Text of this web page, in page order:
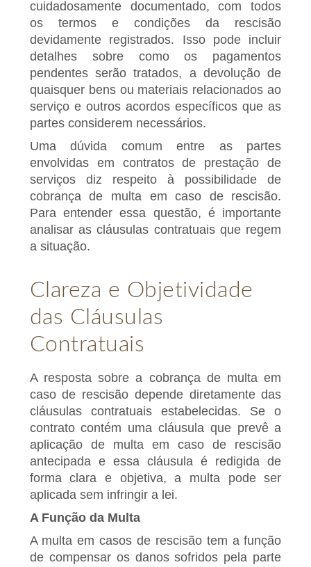
cuidadosamente documentado, com todos
os termos e condições da rescisão
devidamente registrados. Isso pode incluir
detalhes sobre como os pagamentos
pendentes serão tratados, a devolução de
quaisquer bens ou materiais relacionados ao
serviço e outros acordos específicos que as
partes considerem necessários.
Uma dúvida comum entre as partes
envolvidas em contratos de prestação de
serviços diz respeito à possibilidade de
cobrança de multa em caso de rescisão.
Para entender essa questão, é importante
analisar as cláusulas contratuais que regem
a situação.
Clareza e Objetividade
das Cláusulas
Contratuais
A resposta sobre a cobrança de multa em
caso de rescisão depende diretamente das
cláusulas contratuais estabelecidas. Se o
contrato contém uma cláusula que prevê a
aplicação de multa em caso de rescisão
antecipada e essa cláusula é redigida de
forma clara e objetiva, a multa pode ser
aplicada sem infringir a lei.
A Função da Multa
A multa em casos de rescisão tem a função
de compensar os danos sofridos pela parte